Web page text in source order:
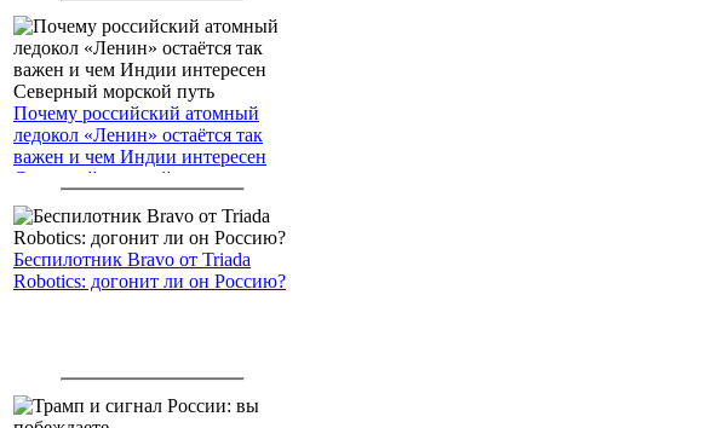
Почему российский атомный
ледокол «Ленин» остаётся так
важен и чем Индии интересен
Северный морской путь
Беспилотник Bravo от Triada
Robotics: догонит ли он Россию?